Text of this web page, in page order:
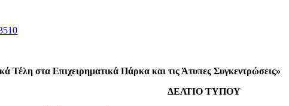
Τέλη στα Επιχειρηματικά Πάρκα και τις Άτυπες Συγκεντρώσεις»
ΔΕΛΤΙΟ ΤΥΠΟΥ